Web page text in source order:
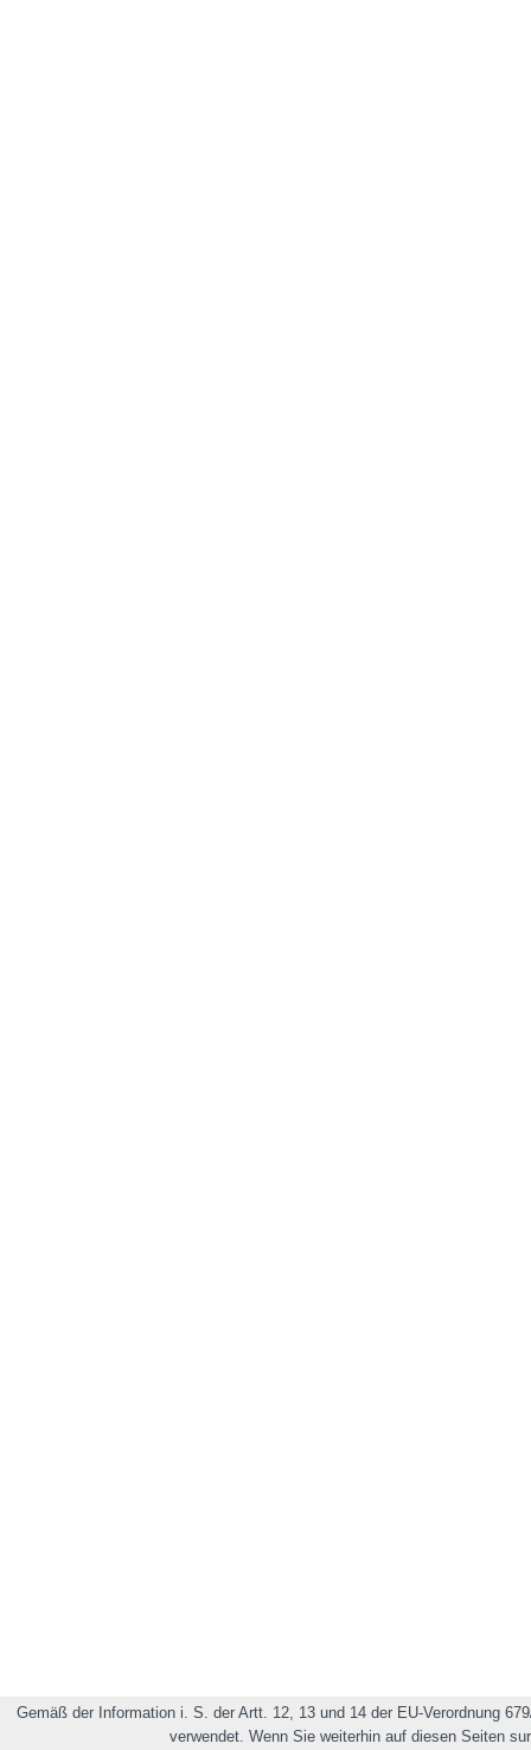
Gemäß der Information i. S. der Artt. 12, 13 und 14 der EU-Verordnung
verwendet. Wenn Sie weiterhin auf diesen Seiten